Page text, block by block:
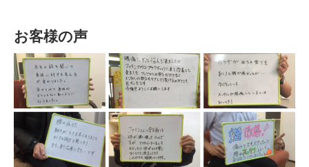
お客様の声